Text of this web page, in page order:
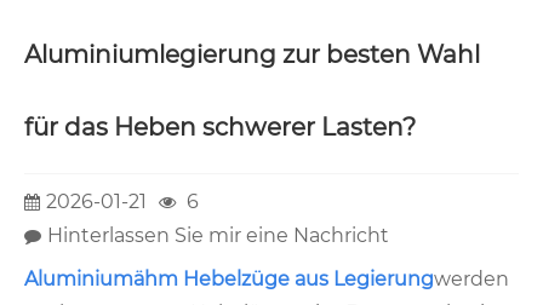
Aluminiumlegierung zur besten Wahl
für das Heben schwerer Lasten?
2026-01-21
6
Hinterlassen Sie mir eine Nachricht
Aluminiumähm Hebelzüge aus Legierungwerden